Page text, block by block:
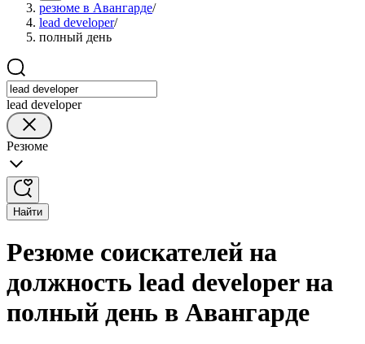
резюме в Авангарде/
lead developer/
полный день
lead developer
Резюме
Найти
Резюме соискателей на
должность lead developer на
полный день в Авангарде